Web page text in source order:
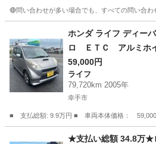
🔴問い合わせが多い場合でも、すべての問い合
鶴ヶ島駅 バモス
ホンダ ライフ ディ
ロ ＥＴＣ アルミホイ
59,000円
ライフ
79,720km 2005年
幸手市
■ 支払総額: 9.9万円 ■ 車両本体価格：
ライフ
★支払い総額 34.8万★